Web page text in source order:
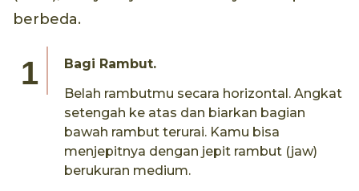
berbeda.
Bagi Rambut.
Belah rambutmu secara horizontal. Angkat
setengah ke atas dan biarkan bagian
bawah rambut terurai. Kamu bisa
menjepitnya dengan jepit rambut (jaw)
berukuran medium.​